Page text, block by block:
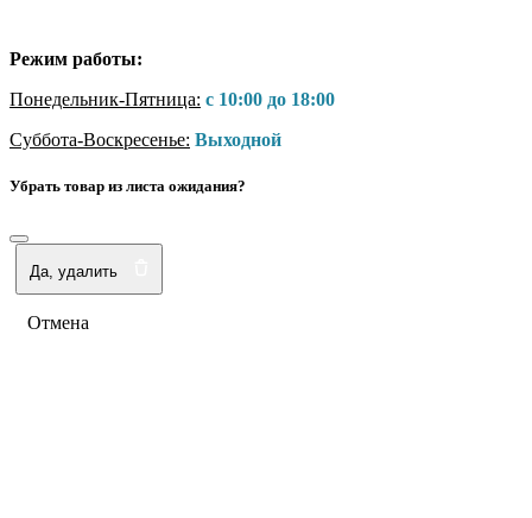
Режим работы:
Понедельник-Пятница: с 10:00 до 18:00
Суббота-Воскресенье: Выходной
Убрать товар из листа ожидания?
Да, удалить
Отмена